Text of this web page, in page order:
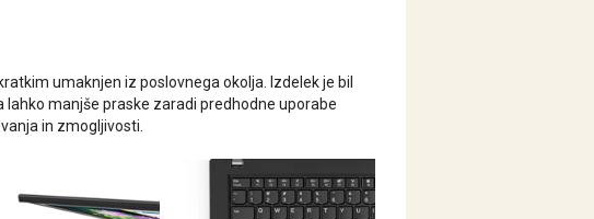
umaknjen iz poslovnega okolja. Izdelek je bil
lahko manjše praske zaradi predhodne uporabe
in zmogljivosti.